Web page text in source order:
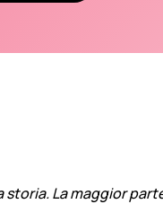
La maggior